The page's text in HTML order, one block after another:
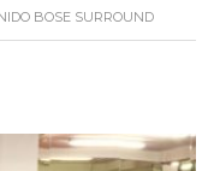
BOSE SURROUND